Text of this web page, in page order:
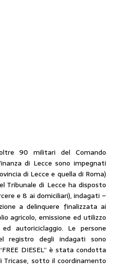
90 militari del Comando
di Lecce sono impegnati
di Lecce e quella di Roma)
Tribunale di Lecce ha disposto
e 8 ai domiciliari), indagati –
a delinquere finalizzata ai
agricolo, emissione ed utilizzo
autoriciclaggio. Le persone
registro degli indagati sono
DIESEL” è stata condotta
Tricase, sotto il coordinamento